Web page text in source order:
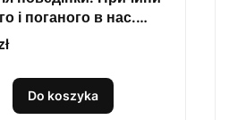
і поганого в нас.
Сапольскі
Do koszyka